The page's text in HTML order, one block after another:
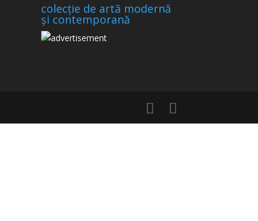
colecție de artă modernă
și contemporană